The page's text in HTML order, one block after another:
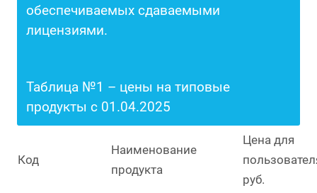
обеспечиваемых сдаваемыми
лицензиями.
Таблица №1 – цены на типовые
продукты с 01.04.2025
Код
Наименование
продукта
Цена для
руб.